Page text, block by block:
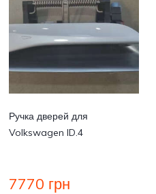
Ручка дверей для
Volkswagen ID.4
7770 грн